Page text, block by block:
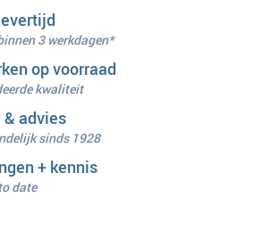
3 werkdagen*
op voorraad
kwaliteit
& advies
sinds 1928
+ kennis
date